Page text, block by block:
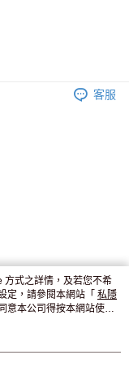
，7天內取。逾期後
客服
方式之詳情，及若您不希
定，請參閱本網站「 私隱
意本公司得按本網站使用